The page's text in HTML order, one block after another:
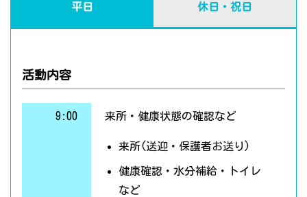
平日 休日・祝日
活動内容
9:00 来所・健康状態の確認など
来所(送迎・保護者お送り)
健康確認・水分補給・トイレ
など